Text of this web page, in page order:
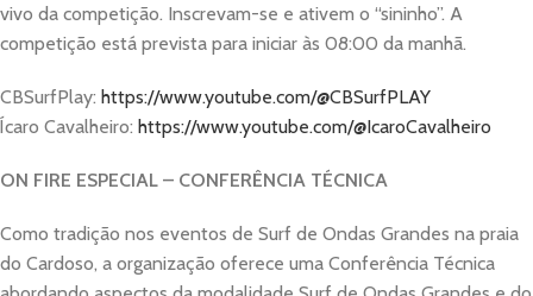
vivo da competição. Inscrevam-se e ativem o “sininho”. A
competição está prevista para iniciar às 08:00 da manhã.
CBSurfPlay: https://www.youtube.com/@CBSurfPLAY
Ícaro Cavalheiro: https://www.youtube.com/@IcaroCavalheiro
ON FIRE ESPECIAL – CONFERÊNCIA TÉCNICA
Como tradição nos eventos de Surf de Ondas Grandes na praia
do Cardoso, a organização oferece uma Conferência Técnica